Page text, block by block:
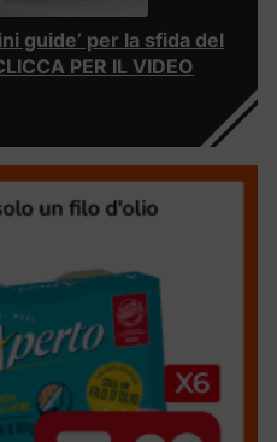
guide’ per la sfida del
PER IL VIDEO